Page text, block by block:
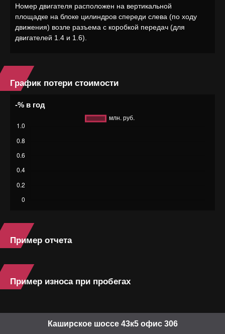
Номер двигателя расположен на вертикальной
площадке на блоке цилиндров спереди слева (по ходу
движения) возле разъема с коробкой передач (для
двигателей 1.4 и 1.6).
График потери стоимости
-% в год
Пример отчета
Пример износа при пробегах
Каширское шоссе 43к5 офис 306